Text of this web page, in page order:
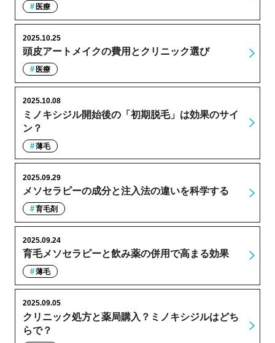
医療
頭皮アートメイクの費用とクリニック選び
2025.10.25
医療
ミノキシジル開始後の「初期脱毛」は効果のサイ
ン？
2025.10.08
薄毛
メソセラピーの成分と注入法の違いを科学する
2025.09.29
育毛剤
育毛メソセラピーと飲み薬の併用で高まる効果
2025.09.24
薄毛
クリニック処方と薬局購入？ミノキシジルはどち
らで？
2025.09.05